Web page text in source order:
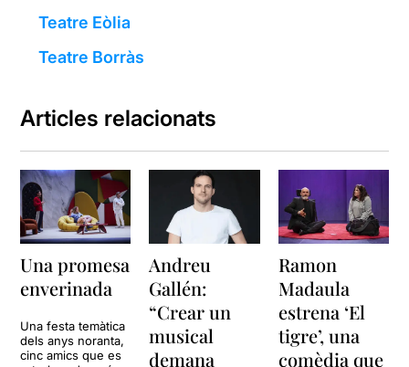
Teatre Eòlia
Teatre Borràs
Articles relacionats
Una promesa
enverinada
Una festa temàtica
dels anys noranta,
cinc amics que es
Andreu
Gallén:
“Crear un
musical
demana
Ramon
Madaula
estrena ‘El
tigre’, una
comèdia que